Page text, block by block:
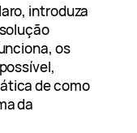
introduza
os
de como
da